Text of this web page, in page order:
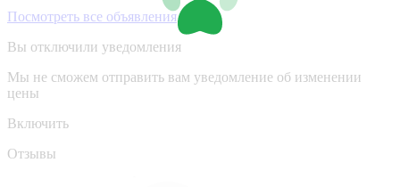
Посмотреть все объявления
Вы отключили уведомления
Мы не сможем отправить вам уведомление об изменении
цены
Включить
Отзывы